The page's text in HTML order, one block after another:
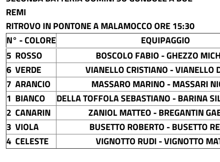
REMI
RITROVO IN PONTONE A MALAMOCCO ORE 15:30
N° - COLORE
EQUIPAGGIO
5 ROSSO
BOSCOLO FABIO - GHEZZO
6 VERDE
VIANELLO CRISTIANO - VIANELLO
7 ARANCIO
MASSARO MARINO - MASSARI
1 BIANCO
DELLA TOFFOLA SEBASTIANO - BARINA
2 CANARIN
ZANIOL MATTEO - BREGANTIN
3 VIOLA
BUSETTO ROBERTO - BUSETTO
4 CELESTE
VIGNOTTO RUDI - VIGNOTTO